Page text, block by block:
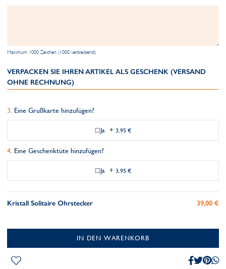
Maximum 1000 Zeichen (1000 verbleibend)
VERPACKEN SIE IHREN ARTIKEL ALS GESCHENK (VERSAND
OHNE RECHNUNG)
Eine Grußkarte hinzufügen?
Ja + 3,95 €
Eine Geschenktüte hinzufügen?
Ja + 3,95 €
Kristall Solitaire Ohrstecker 39,00 €
IN DEN WARENKORB